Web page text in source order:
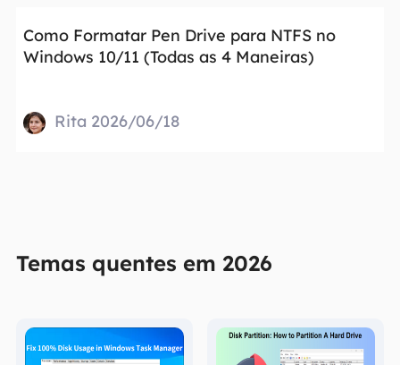
Como Formatar Pen Drive para NTFS no
Windows 10/11 (Todas as 4 Maneiras)
Rita 2026/06/18
Temas quentes em 2026